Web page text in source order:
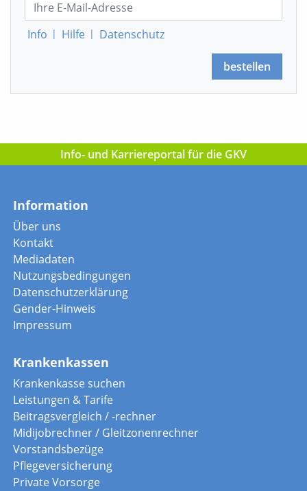
Info | Hilfe | Datenschutz
bestellen
Info- und Karriereportal für die GKV
Information
Über uns
Kontakt
Mediadaten
Nutzungsbedingungen
Datenschutzerklärung
Gender-Hinweis
Impressum
Krankenkassen
Krankenkasse suchen
Leistungen & Tarife
Beitragsvergleich / -rechner
Midijobrechner / Gleitzonenrechner
Vorstandsbezüge
Pflegeversicherung
Private Vorsorge